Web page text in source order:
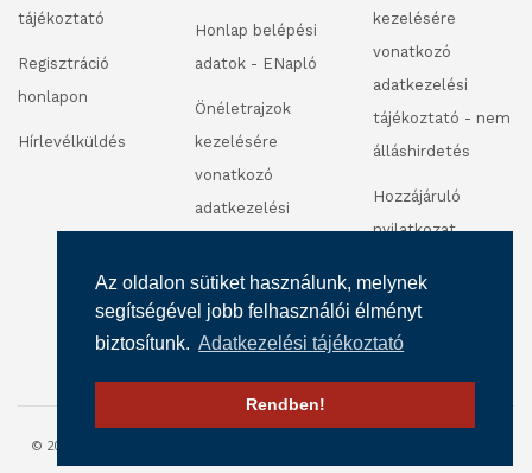
Az oldalon sütiket használunk, melynek
segítségével jobb felhasználói élményt
biztosítunk. Adatkezelési tájékoztató
Rendben!
tájékoztató
Regisztráció
honlapon
Hírlevélküldés
Honlap belépési
adatok - ENapló
Önéletrajzok
kezelésére
vonatkozó
adatkezelési
álláshirdetés
kezelésére
vonatkozó
adatkezelési
tájékoztató - nem
álláshirdetés
Hozzájáruló
nyilatkozat
videofelvétel
© 2016 SZALÉZI INTÉZMÉNY FENNTARTÓ. MINDEN JOG FENNTARTVA.